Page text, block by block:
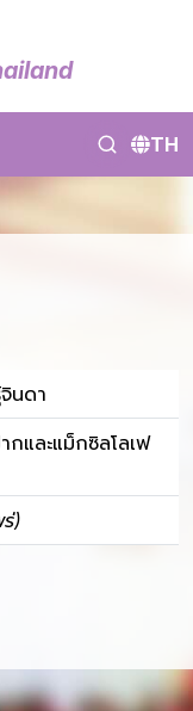
TH
นดา
และแม็กซิลโลเฟ
)